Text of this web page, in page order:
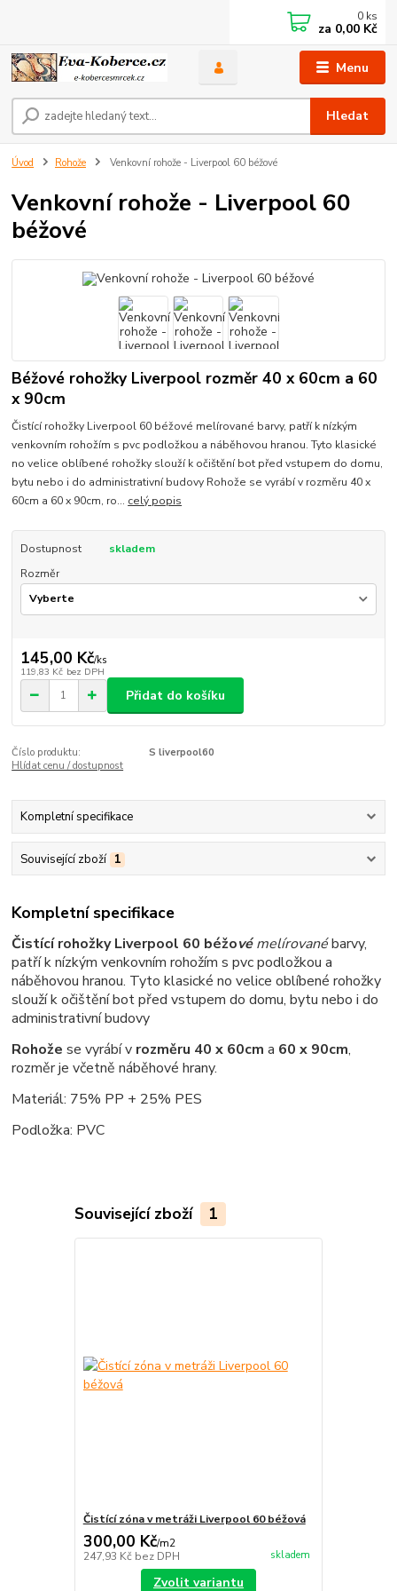
Menu
Hledat
0 ks
za 0,00 Kč
Úvod Rohože Venkovní rohože - Liverpool 60 béžové
Venkovní rohože - Liverpool 60
béžové
Béžové rohožky Liverpool rozměr 40 x 60cm a 60
x 90cm
Čistící rohožky Liverpool 60 béžové melírované barvy, patří k nízkým
venkovním rohožím s pvc podložkou a náběhovou hranou. Tyto klasické
no velice oblíbené rohožky slouží k očištění bot před vstupem do domu,
bytu nebo i do administrativní budovy Rohože se vyrábí v rozměru 40 x
60cm a 60 x 90cm, ro... celý popis
Dostupnost
skladem
Rozměr
145,00 Kč/ks
119,83 Kč bez DPH
Přidat do košíku
Číslo produktu:
S liverpool60
Hlídat cenu / dostupnost
Kompletní specifikace
Související zboží 1
Kompletní specifikace
Čistící rohožky Liverpool 60 béžovémelírovanébarvy,
patří k nízkým venkovním rohožím s pvc podložkou a
náběhovou hranou. Tyto klasické no velice oblíbené rohožky
slouží k očištění bot před vstupem do domu, bytu nebo i do
administrativní budovy
Rohože se vyrábív rozměru 40 x 60cma 60 x 90cm,
rozměr je včetně náběhové hrany.
Materiál: 75% PP + 25% PES
Podložka: PVC
Související zboží 1
Čistící zóna v metráži Liverpool 60 béžová
300,00 Kč/m2
247,93 Kč bez DPH skladem
Zvolit variantu